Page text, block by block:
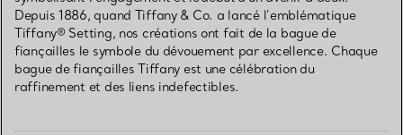
Depuis 1886, quand Tiffany & Co. a lancé l’emblématique
Tiffany® Setting, nos créations ont fait de la bague de
fiançailles le symbole du dévouement par excellence. Chaque
bague de fiançailles Tiffany est une célébration du
raffinement et des liens indefectibles.